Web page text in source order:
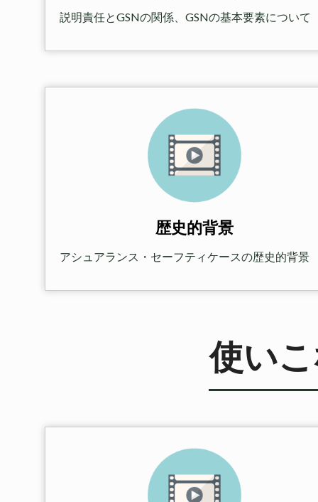
説明責任とGSNの関係、GSNの基本要素について
歴史的背景
アシュアランス・セーフティケースの歴史的背景
使い